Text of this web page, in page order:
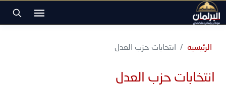
الرئيسية انتخابات حزب العدل
انتخابات حزب العدل